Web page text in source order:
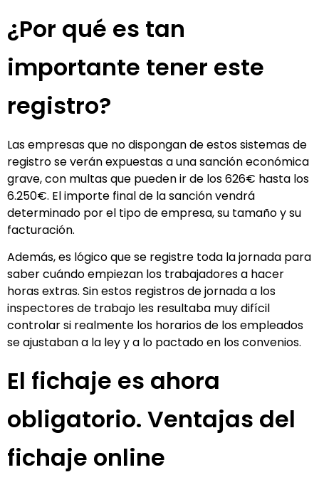
¿Por qué es tan
importante tener este
registro?
Las empresas que no dispongan de estos sistemas de
registro se verán expuestas a una sanción económica
grave, con multas que pueden ir de los 626€ hasta los
6.250€. El importe final de la sanción vendrá
determinado por el tipo de empresa, su tamaño y su
facturación.
Además, es lógico que se registre toda la jornada para
saber cuándo empiezan los trabajadores a hacer
horas extras. Sin estos registros de jornada a los
inspectores de trabajo les resultaba muy difícil
controlar si realmente los horarios de los empleados
se ajustaban a la ley y a lo pactado en los convenios.
El fichaje es ahora
obligatorio. Ventajas del
fichaje online